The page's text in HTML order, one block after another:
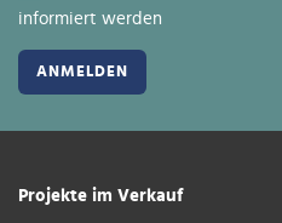
informiert werden
Projekte im Verkauf